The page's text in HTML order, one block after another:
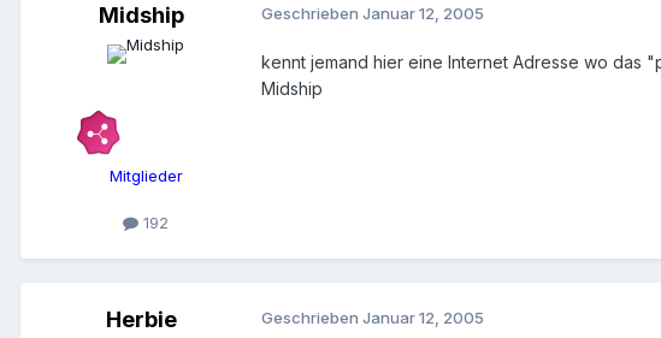
Midship
Mitglieder
192
Geschrieben Januar 12, 2005
kennt jemand hier eine Internet Adresse wo das
Midship
Herbie Geschrieben Januar 12, 2005